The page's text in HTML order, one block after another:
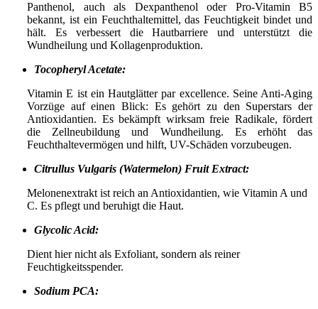
Panthenol, auch als Dexpanthenol oder Pro-Vitamin B5
bekannt, ist ein Feuchthaltemittel, das Feuchtigkeit bindet und
hält. Es verbessert die Hautbarriere und unterstützt die
Wundheilung und Kollagenproduktion.
Tocopheryl Acetate:
Vitamin E ist ein Hautglätter par excellence. Seine Anti-Aging
Vorzüge auf einen Blick: Es gehört zu den Superstars der
Antioxidantien. Es bekämpft wirksam freie Radikale, fördert
die Zellneubildung und Wundheilung. Es erhöht das
Feuchthaltevermögen und hilft, UV-Schäden vorzubeugen.
Citrullus Vulgaris (Watermelon) Fruit Extract:
Melonenextrakt ist reich an Antioxidantien, wie Vitamin A und
C. Es pflegt und beruhigt die Haut.
Glycolic Acid:
Dient hier nicht als Exfoliant, sondern als reiner
Feuchtigkeitsspender.
Sodium PCA: